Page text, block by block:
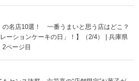
の名店10選！ 一番うまいと思う店はどこ？
レーションケーキの日」！】（2/4） | 兵庫県
ページ目